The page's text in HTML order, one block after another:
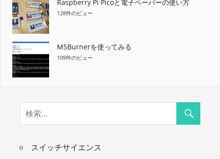
Raspberry Pi Picoと電子ペーパーの使い方
128件のビュー
M5Burnerを使ってみる
109件のビュー
スイッチサイエンス